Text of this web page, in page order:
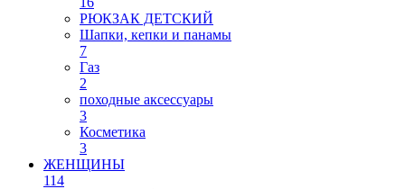
РЮКЗАК ДЕТСКИЙ
Шапки, кепки и панамы
7
Газ
2
походные аксессуары
3
Косметика
3
ЖЕНЩИНЫ
114